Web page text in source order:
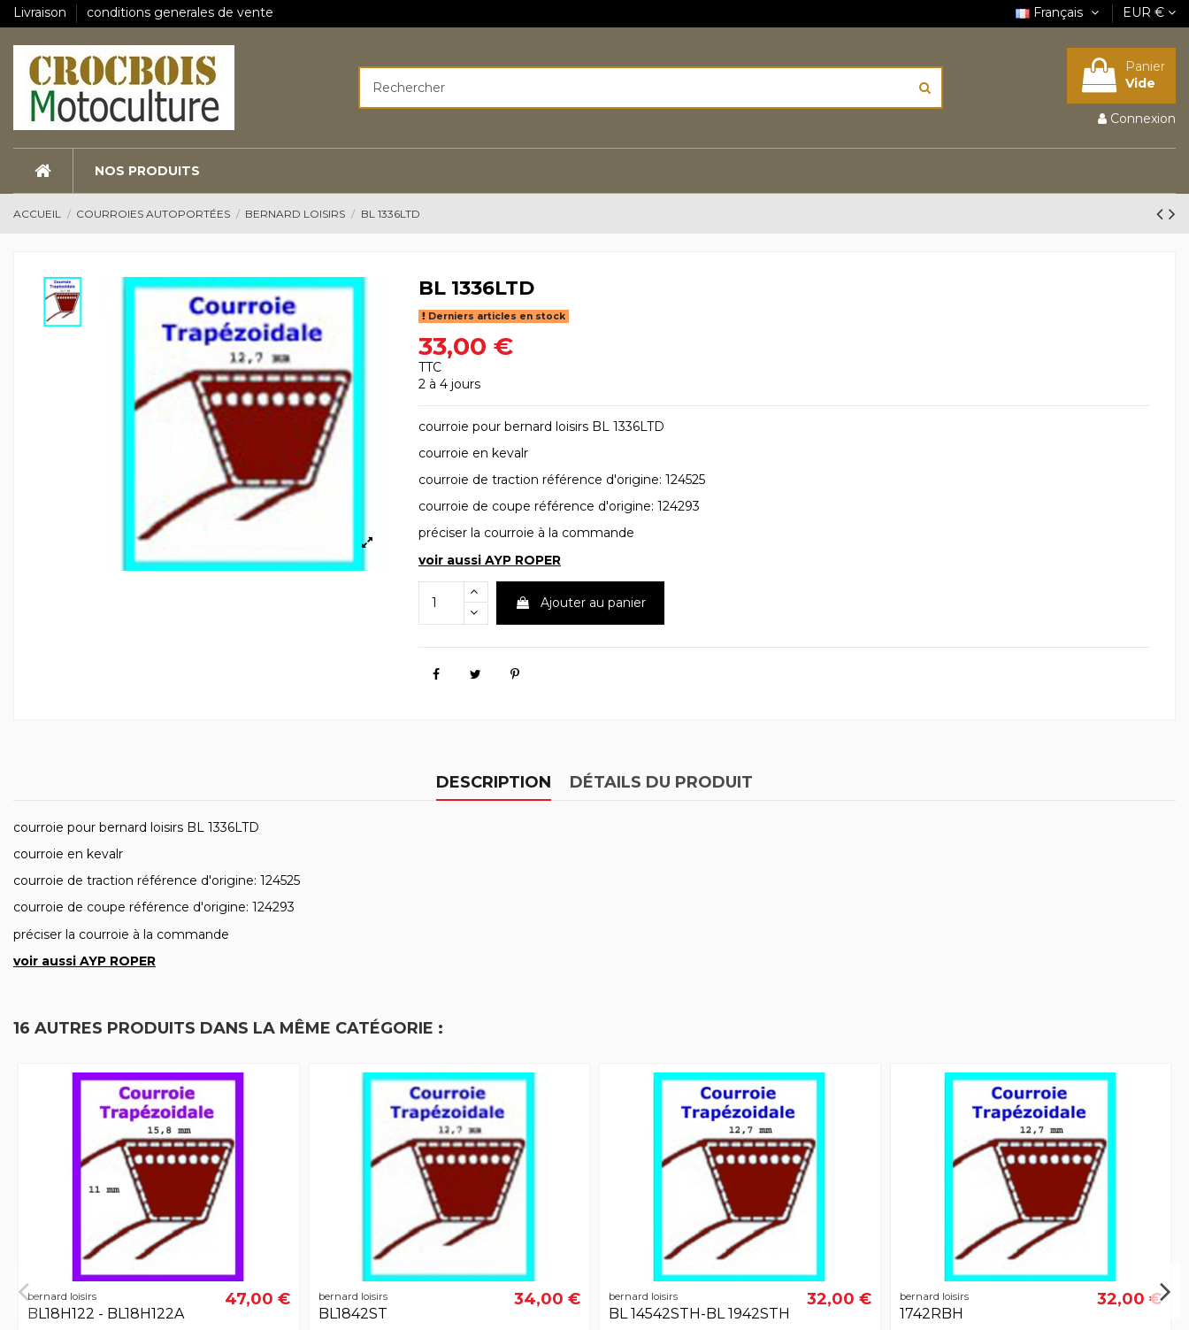
Livraison conditions generales de vente Français EUR €
Panier
Vide
Connexion
NOS PRODUITS
ACCUEIL COURROIES AUTOPORTÉES BERNARD LOISIRS BL 1336LTD
BL 1336LTD
Derniers articles en stock
33,00 €
TTC
2 à 4 jours
courroie pour bernard loisirs BL 1336LTD
courroie en kevalr
courroie de traction référence d'origine: 124525
courroie de coupe référence d'origine: 124293
préciser la courroie à la commande
voir aussi AYP ROPER
Ajouter au panier
DESCRIPTION DÉTAILS DU PRODUIT
courroie pour bernard loisirs BL 1336LTD
courroie en kevalr
courroie de traction référence d'origine: 124525
courroie de coupe référence d'origine: 124293
préciser la courroie à la commande
voir aussi AYP ROPER
16 AUTRES PRODUITS DANS LA MÊME CATÉGORIE :
bernard loisirs
BL18H122 - BL18H122A
47,00 € bernard loisirs
BL1842ST
34,00 € bernard loisirs
BL 14542STH-BL 1942STH
32,00 € bernard loisirs
1742RBH
32,00 €